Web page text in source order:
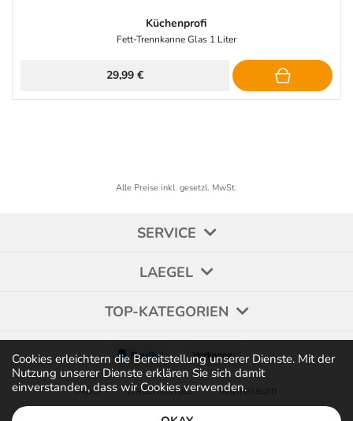
Cookies erleichtern die Bereitstellung unserer Dienste. Mit der
Nutzung unserer Dienste erklären Sie sich damit
einverstanden, dass wir Cookies verwenden.
Küchenprofi
Fett-Trennkanne Glas 1 Liter
29,99 €
Alle Preise inkl. gesetzl. MwSt.
SERVICE
LAEGEL
TOP-KATEGORIEN
AGB Datenschutz Impressum